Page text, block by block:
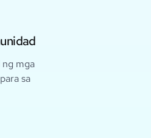
ng mga
sa